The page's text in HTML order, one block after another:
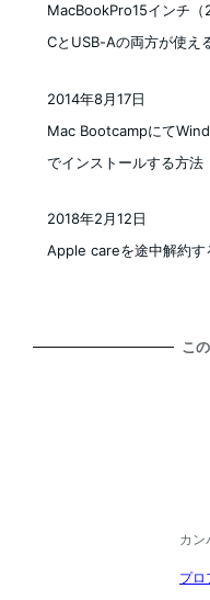
MacBookPro15インチ
CとUSB-Aの両方が使え
Mac Bootcampにて
でインストールする方法
2014年8月17日
Apple careを途中解約す
2018年2月12日
こ
カン
プロ